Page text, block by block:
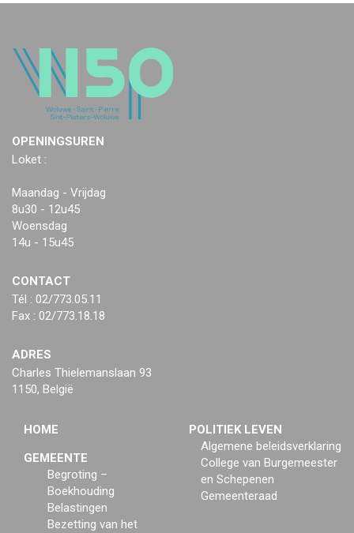
OPENINGSUREN
Loket :
Maandag - Vrijdag
8u30 - 12u45
Woensdag
14u - 15u45
CONTACT
Tél : 02/773.05.11
Fax : 02/773.18.18
ADRES
Charles Thielemanslaan 93
1150, België
HOME
GEMEENTE
Begroting –
Boekhouding
Belastingen
Bezetting van het
POLITIEK LEVEN
Algemene beleidsverklaring
College van Burgemeester
en Schepenen
Gemeenteraad